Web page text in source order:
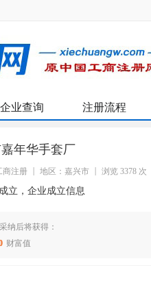
企业查询 注册流程
年华手套厂
商注册 地区：嘉兴市 浏览 3378 次
立，企业成立信息
纳后将获得：
财富值